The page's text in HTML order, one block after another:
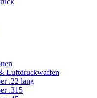
Luftdruckwaffen
.22 lang
.315